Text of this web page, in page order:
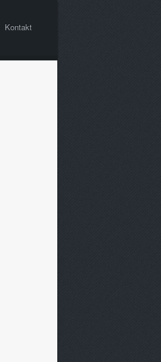
Kontakt